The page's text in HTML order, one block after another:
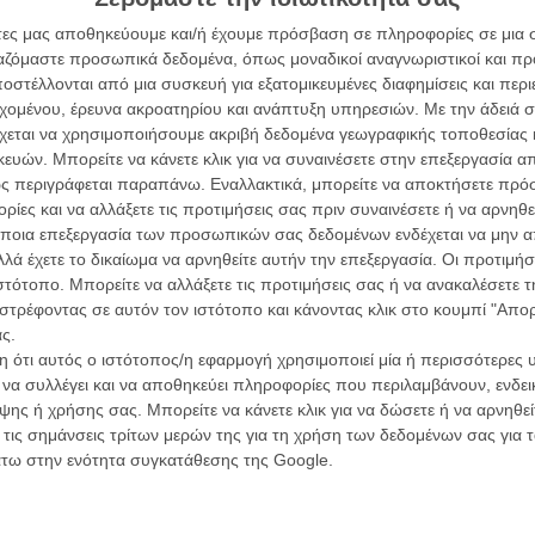
μας αποθηκεύουμε και/ή έχουμε πρόσβαση σε πληροφορίες σε
προσωπικά δεδομένα, όπως μοναδικοί αναγνωριστικοί και
από μια συσκευή για εξατομικευμένες διαφημίσεις και
έρευνα ακροατηρίου και ανάπτυξη υπηρεσιών. Με την άδειά
να χρησιμοποιήσουμε ακριβή δεδομένα γεωγραφικής τοποθεσίας
Μπορείτε να κάνετε κλικ για να συναινέσετε στην επεξεργασία
περιγράφεται παραπάνω. Εναλλακτικά, μπορείτε να αποκτήσετε
και να αλλάξετε τις προτιμήσεις σας πριν συναινέσετε ή να
επεξεργασία των προσωπικών σας δεδομένων ενδέχεται να μην
έχετε το δικαίωμα να αρνηθείτε αυτήν την επεξεργασία. Οι
Μπορείτε να αλλάξετε τις προτιμήσεις σας ή να ανακαλέσετε
σε αυτόν τον ιστότοπο και κάνοντας κλικ στο κουμπί
αυτός ο ιστότοπος/η εφαρμογή χρησιμοποιεί μία ή περισσότερες
συλλέγει και να αποθηκεύει πληροφορίες που περιλαμβάνουν,
ή χρήσης σας. Μπορείτε να κάνετε κλικ για να δώσετε ή να
σημάνσεις τρίτων μερών της για τη χρήση των δεδομένων σας
στην ενότητα συγκατάθεσης της Google.
της Αννα Φρανκ» του Αρι Φόλμαν
και οι ανατροπές που όλοι περιμένουν!
Ταινία Κινουμένων Σχεδίων
παρακαλούμε!